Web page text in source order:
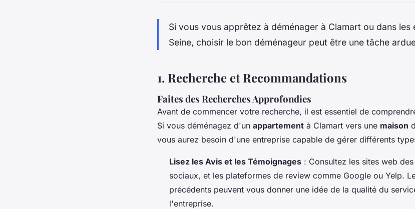
Si vous vous apprêtez à déménager à Clamart ou dans
Seine, choisir le bon déménageur peut être une tâche
1. Recherche et Recommandations
Faites des Recherches Approfondies
Avant de commencer votre recherche, il est essentiel de
Si vous déménagez d'un appartement à Clamart vers une maison
vous aurez besoin d'une entreprise capable de gérer différents
Lisez les Avis et les Témoignages : Consultez les sites web
sociaux, et les plateformes de review comme Google ou Yelp.
précédents peuvent vous donner une idée de la qualité du
l'entreprise.